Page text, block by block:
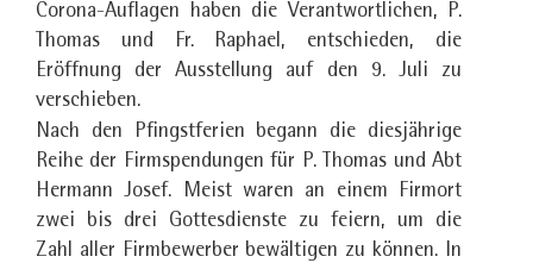
Corona-Auflagen haben die Verantwortlichen, P.
Thomas und Fr. Raphael, entschieden, die
Eröffnung der Ausstellung auf den 9. Juli zu
verschieben.
Nach den Pfingstferien begann die diesjährige
Reihe der Firmspendungen für P. Thomas und Abt
Hermann Josef. Meist waren an einem Firmort
zwei bis drei Gottesdienste zu feiern, um die
Zahl aller Firmbewerber bewältigen zu können. In